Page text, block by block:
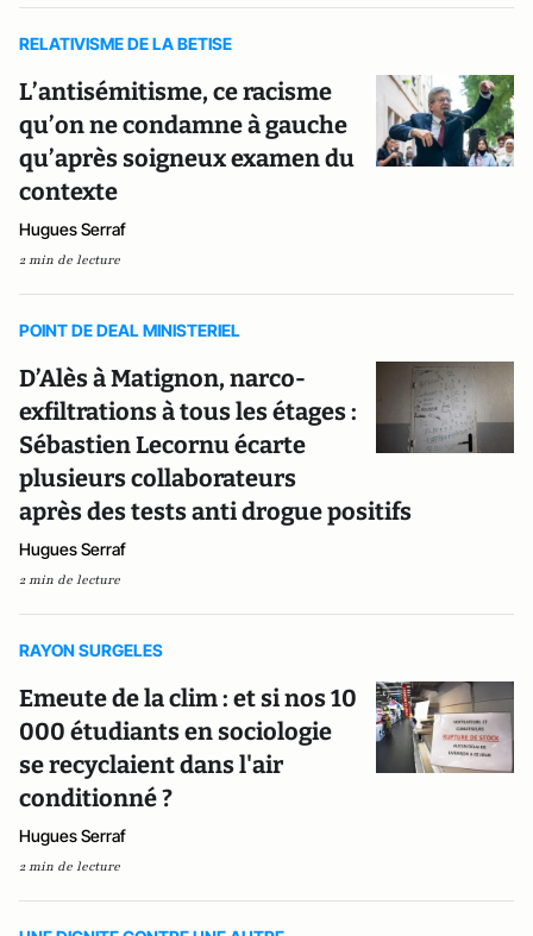
RELATIVISME DE LA BETISE
L’antisémitisme, ce racisme
qu’on ne condamne à gauche
qu’après soigneux examen du
contexte
Hugues Serraf
2 min de lecture
POINT DE DEAL MINISTERIEL
D’Alès à Matignon, narco-
exfiltrations à tous les étages :
Sébastien Lecornu écarte
plusieurs collaborateurs
après des tests anti drogue positifs
Hugues Serraf
2 min de lecture
RAYON SURGELES
Emeute de la clim : et si nos 10
000 étudiants en sociologie
se recyclaient dans l'air
conditionné ?
Hugues Serraf
2 min de lecture